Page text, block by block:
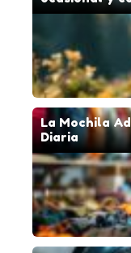
La Mochila
Diaria